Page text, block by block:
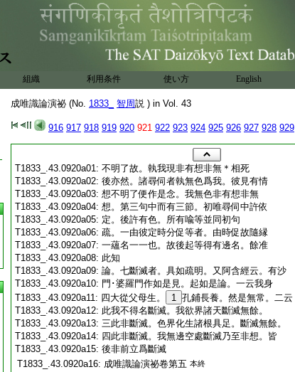
組織 利用条件 使い方 English
成唯識論演祕 (No. 1833_ 智周説 ) in Vol. 43
916 917 918 919 920 921 922 923 924 925 926 927 928 929
T1833_.43.0920a01: 不明了故。執我現非有想非無＊相死
T1833_.43.0920a02: 後亦然。諸尋伺者執無色爲我。彼見有情
T1833_.43.0920a03: 想不明了便作是念。我無色非有想非無
T1833_.43.0920a04: 想。第三句中而有三節。初唯尋伺中許依
T1833_.43.0920a05: 定。後許有色。所有喩等並同初句
T1833_.43.0920a06: 疏。一由彼定時分促等者。由時促故隨縁
T1833_.43.0920a07: 一蘊名一一也。故後起等得有邊名。餘准
T1833_.43.0920a08: 此知
T1833_.43.0920a09: 論。七斷滅者。具如疏明。又阿含經云。有沙
T1833_.43.0920a10: 門･婆羅門作如是見。起如是論。一云我身
T1833_.43.0920a11: 四大從父母生。 1 孔鋪長養。然是無常。二云
T1833_.43.0920a12: 此我不得名斷滅。我欲界諸天斷滅無餘。
T1833_.43.0920a13: 三此非斷滅。色界化生諸根具足。斷滅無餘。
T1833_.43.0920a14: 四此非斷滅。我無邊空處斷滅乃至非想。皆
T1833_.43.0920a15: 後非前立爲斷滅
T1833_.43.0920a16: 成唯識論演祕卷第五 本終